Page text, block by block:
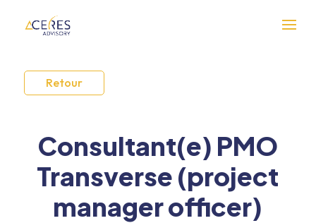
Retour
Consultant(e) PMO
Transverse (project
manager officer)